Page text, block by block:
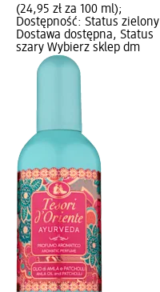
(24,95 zł za 100 ml);
Dostępność: Status zielony
Dostawa dostępna, Status
szary Wybierz sklep dm